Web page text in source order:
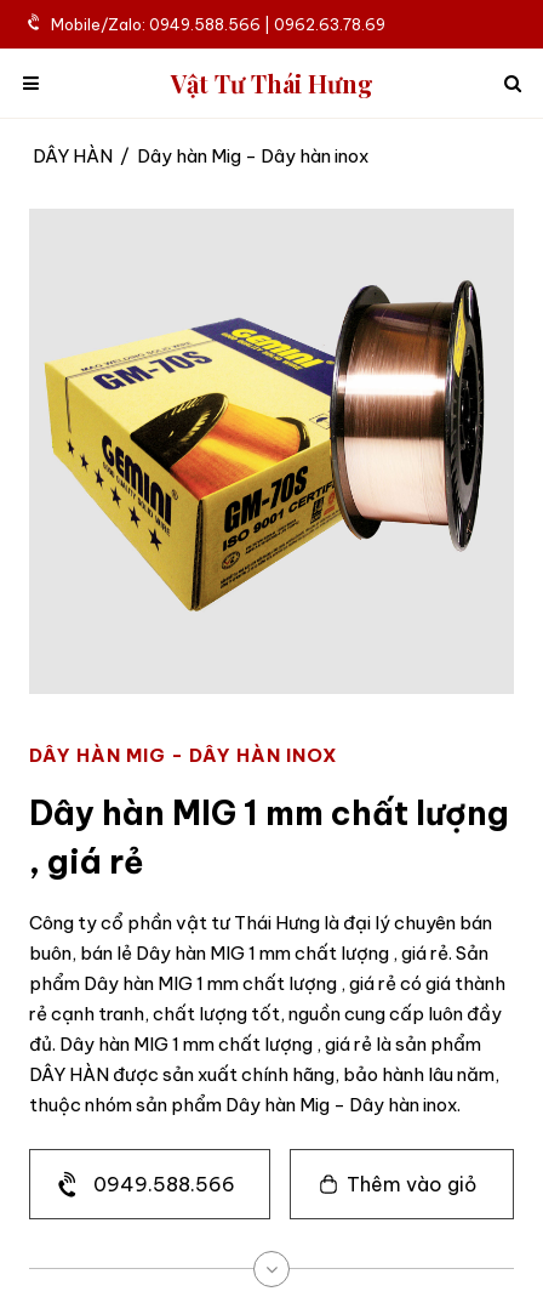
Mobile/Zalo: 0949.588.566 | 0962.63.78.69
Vật Tư Thái Hưng
DÂY HÀN / Dây hàn Mig - Dây hàn inox
DÂY HÀN MIG - DÂY HÀN INOX
Dây hàn MIG 1 mm chất lượng
, giá rẻ
Công ty cổ phần vật tư Thái Hưng là đại lý chuyên bán
buôn, bán lẻ Dây hàn MIG 1 mm chất lượng , giá rẻ. Sản
phẩm Dây hàn MIG 1 mm chất lượng , giá rẻ có giá thành
rẻ cạnh tranh, chất lượng tốt, nguồn cung cấp luôn đầy
đủ. Dây hàn MIG 1 mm chất lượng , giá rẻ là sản phẩm
DÂY HÀN được sản xuất chính hãng, bảo hành lâu năm,
thuộc nhóm sản phẩm Dây hàn Mig - Dây hàn inox.
0949.588.566 Thêm vào giỏ